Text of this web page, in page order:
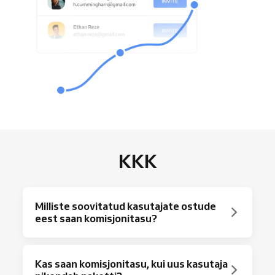
KKK
Milliste soovitatud kasutajate ostude
eest saan komisjonitasu?
sinu soovitatud kasutaja ostab mõne meie
Kas saan komisjonitasu, kui uus kasutaja